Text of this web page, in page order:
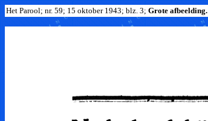
Het Parool; nr. 59; 15 oktober 1943; blz. 3; Grote afbeelding.